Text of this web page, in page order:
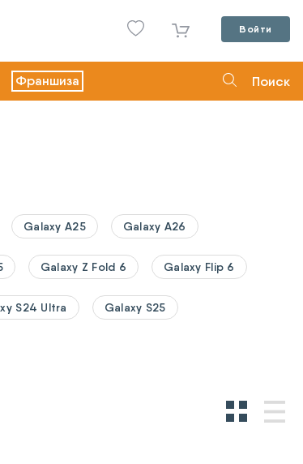
Войти
Франшиза Поиск
Galaxy A25 Galaxy A26
Galaxy Z Fold 6 Galaxy Flip 6
S24 Ultra Galaxy S25